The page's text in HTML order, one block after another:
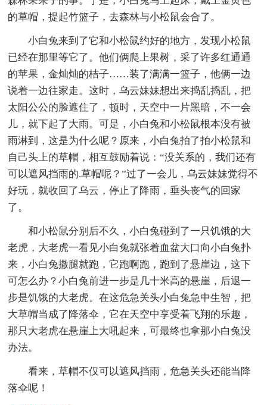
的草帽，提起竹篮子，去森林与小松鼠会合了。
小白兔来到了它和小松鼠约好的地方，发现小松鼠
已经在那里等它了。他们俩爬上果树，采了许多红通通
的苹果，金灿灿的桔子……装了满满一篮子，他俩一边
说着一边往家走。这时，乌云妹妹想出来捣乱捣乱，把
太阳公公的脸遮住了，顿时，天空中一片黑暗，不一会
儿，就下起了大雨。可是，小白兔和小松鼠根本没有被
雨淋到，这是为什么呢？原来，小白兔拍了拍小松鼠和
自己头上的草帽，相互鼓励着说：“没关系的，我们还有
可以遮风挡雨的.草帽呢？”过了一会儿，乌云妹妹觉得不
好玩，就收回了乌云，停止了降雨，垂头丧气的回家
了。
和小松鼠分别后不久，小白兔碰到了一只饥饿的大
老虎，大老虎一看见小白兔就张着血盆大口向小白兔扑
来，小白兔撒腿就跑，它跑啊跑，跑到了悬崖边，这下
可怎么办？小白兔前进一步是几十米高的悬崖，后退一
步是饥饿的大老虎。在这危急关头小白兔急中生智，把
大草帽当成了降落伞，它在天空中享受着飞翔的乐趣，
那只大老虎在悬崖上大吼起来，可最终也拿那小白兔没
办法。
看来，草帽不仅可以遮风挡雨，危急关头还能当降
落伞呢！